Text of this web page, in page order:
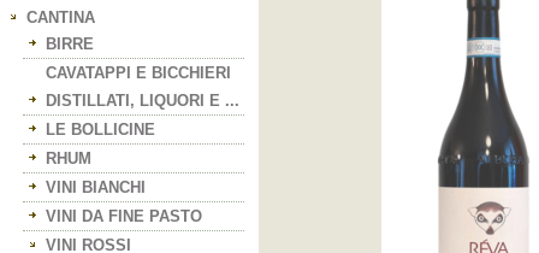
CANTINA
BIRRE
CAVATAPPI E BICCHIERI
DISTILLATI, LIQUORI E ...
LE BOLLICINE
RHUM
VINI BIANCHI
VINI DA FINE PASTO
VINI ROSSI